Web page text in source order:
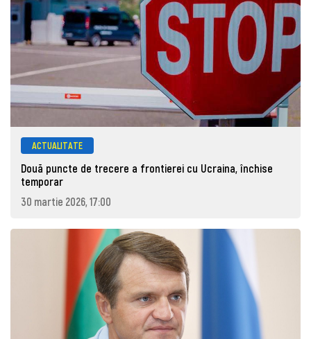
ACTUALITATE
Două puncte de trecere a frontierei cu Ucraina, închise
temporar
30 martie 2026, 17:00